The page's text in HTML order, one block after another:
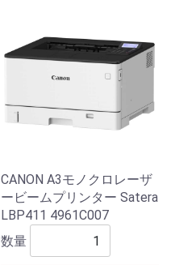
CANON A3モノクロレーザ
ービームプリンター Satera
LBP411 4961C007
数量